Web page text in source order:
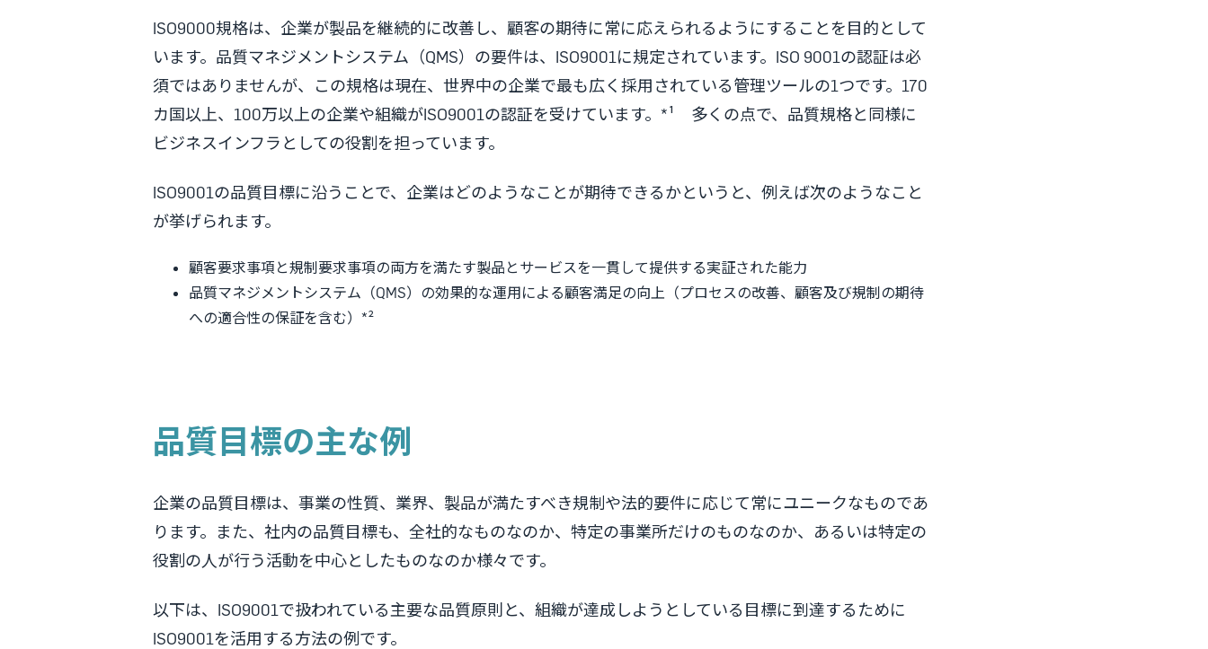
ISO9000規格は、企業が製品を継続的に改善し、顧客の期待に常に応えられるようにすることを目的として
います。品質マネジメントシステム（QMS）の要件は、ISO9001に規定されています。ISO 9001の認証は必
須ではありませんが、この規格は現在、世界中の企業で最も広く採用されている管理ツールの1つです。170
カ国以上、100万以上の企業や組織がISO9001の認証を受けています。*¹ 多くの点で、品質規格と同様に
ビジネスインフラとしての役割を担っています。
ISO9001の品質目標に沿うことで、企業はどのようなことが期待できるかというと、例えば次のようなこと
が挙げられます。
顧客要求事項と規制要求事項の両方を満たす製品とサービスを一貫して提供する実証された能力
品質マネジメントシステム（QMS）の効果的な運用による顧客満足の向上（プロセスの改善、顧客及び規制の期待
への適合性の保証を含む）*²
品質目標の主な例
企業の品質目標は、事業の性質、業界、製品が満たすべき規制や法的要件に応じて常にユニークなものであ
ります。また、社内の品質目標も、全社的なものなのか、特定の事業所だけのものなのか、あるいは特定の
役割の人が行う活動を中心としたものなのか様々です。
以下は、ISO9001で扱われている主要な品質原則と、組織が達成しようとしている目標に到達するために
ISO9001を活用する方法の例です。